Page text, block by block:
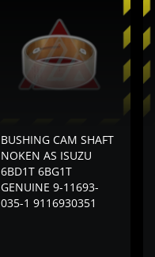
BUSHING CAM SHAFT
NOKEN AS ISUZU
6BD1T 6BG1T
GENUINE 9-11693-
035-1 9116930351